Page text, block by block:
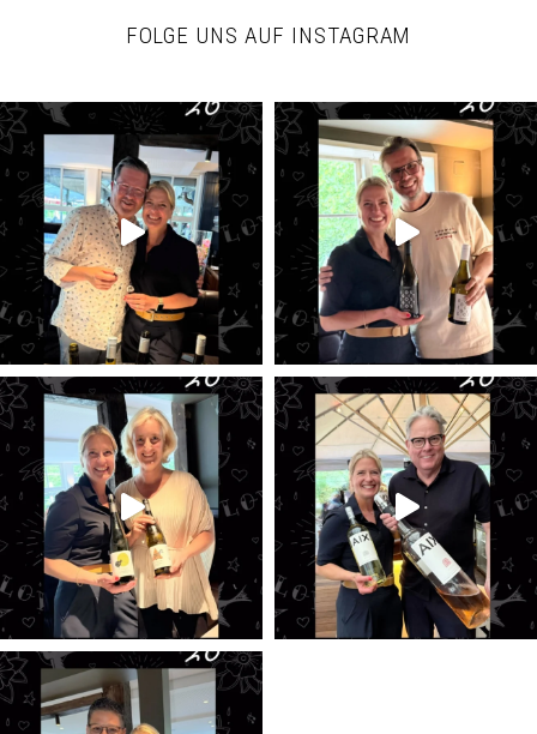
FOLGE UNS AUF INSTAGRAM